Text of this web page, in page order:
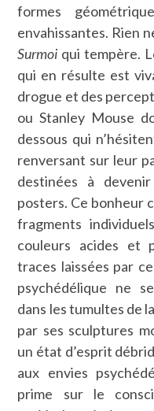
formes
envahissantes. Rien
Surmoi qui tempère.
qui en résulte est
drogue et des
ou Stanley Mouse
dessous qui
renversant sur leur
destinées à
posters. Ce bonheur
fragments
couleurs acides et
traces laissées par
psychédélique ne
dans les tumultes de
par ses sculptures
un état d’esprit
aux envies
prime sur le